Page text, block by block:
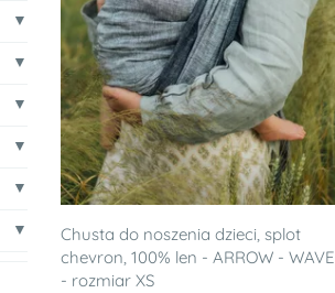
Chusta do noszenia dzieci, splot
chevron, 100% len - ARROW - WAVE
- rozmiar XS